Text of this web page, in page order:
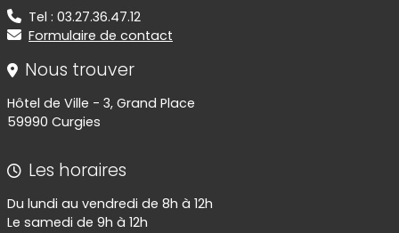
Tel : 03.27.36.47.12
Formulaire de contact
Nous trouver
Hôtel de Ville - 3, Grand Place
59990 Curgies
Les horaires
Du lundi au vendredi de 8h à 12h
Le samedi de 9h à 12h